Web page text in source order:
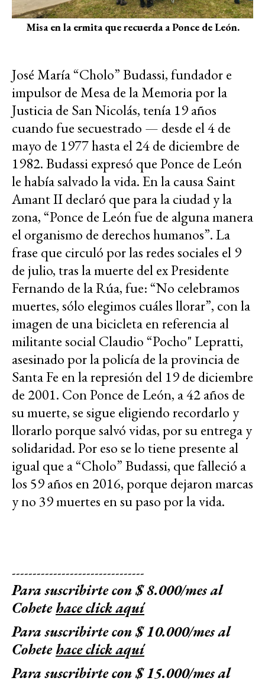
Misa en la ermita que recuerda a Ponce de León.
José María “Cholo” Budassi, fundador e
impulsor de Mesa de la Memoria por la
Justicia de San Nicolás, tenía 19 años
cuando fue secuestrado — desde el 4 de
mayo de 1977 hasta el 24 de diciembre de
1982. Budassi expresó que Ponce de León
le había salvado la vida. En la causa Saint
Amant II declaró que para la ciudad y la
zona, “Ponce de León fue de alguna manera
el organismo de derechos humanos”. La
frase que circuló por las redes sociales el 9
de julio, tras la muerte del ex Presidente
Fernando de la Rúa, fue: “No celebramos
muertes, sólo elegimos cuáles llorar”, con la
imagen de una bicicleta en referencia al
militante social Claudio “Pocho" Lepratti,
asesinado por la policía de la provincia de
Santa Fe en la represión del 19 de diciembre
de 2001. Con Ponce de León, a 42 años de
su muerte, se sigue eligiendo recordarlo y
llorarlo porque salvó vidas, por su entrega y
solidaridad. Por eso se lo tiene presente al
igual que a “Cholo” Budassi, que falleció a
los 59 años en 2016, porque dejaron marcas
y no 39 muertes en su paso por la vida.
--------------------------------
Para suscribirte con $ 8.000/mes al
Cohetehace click aquí
Para suscribirte con $ 10.000/mes al
Cohetehace click aquí
Para suscribirte con $ 15.000/mes al